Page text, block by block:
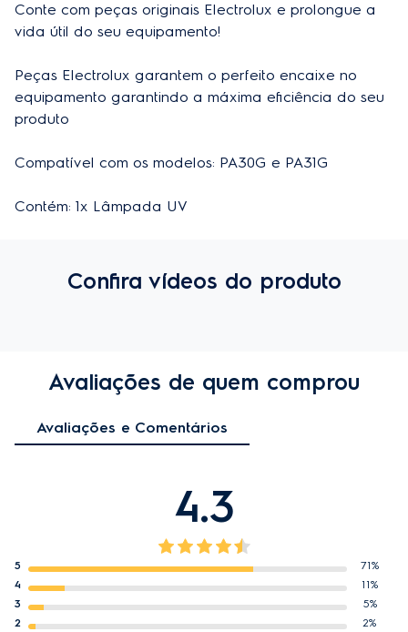
Largura do produto embalado
Aplicação Purificador de Água
Cor
Material Vidro e metal
Conte com peças originais Electrolux e prolongue a
vida útil do seu equipamento!
Peças Electrolux garantem o perfeito encaixe no
equipamento garantindo a máxima eficiência do seu
produto
Compatível com os modelos: PA30G e PA31G
Contém: 1x Lâmpada UV
Confira vídeos do produto
Avaliações de quem comprou
Avaliações e Comentários
4.3
5
71%
4
11%
3
5%
2
2%